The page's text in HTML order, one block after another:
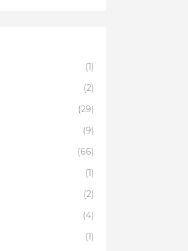
(1)
(2)
(29)
(9)
(66)
(1)
(2)
(4)
(1)